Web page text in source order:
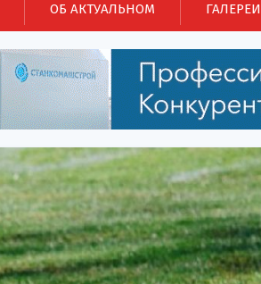
ОБ АКТУАЛЬНОМ ГАЛЕРЕИ